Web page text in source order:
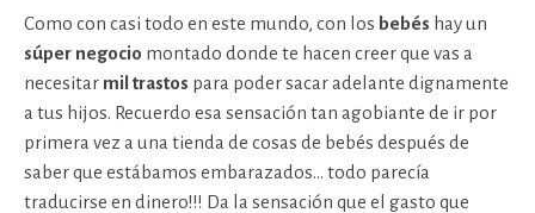
Como con casi todo en este mundo, con los bebés hay un
súper negocio montado donde te hacen creer que vas a
necesitar mil trastos para poder sacar adelante dignamente
a tus hijos. Recuerdo esa sensación tan agobiante de ir por
primera vez a una tienda de cosas de bebés después de
saber que estábamos embarazados… todo parecía
traducirse en dinero!!! Da la sensación que el gasto que